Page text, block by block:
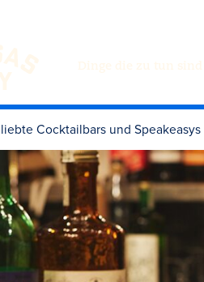
KC
Cocktailbars und